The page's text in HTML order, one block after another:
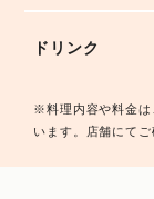
ドリンク
※料理内容や料金は
います。店舗にてご